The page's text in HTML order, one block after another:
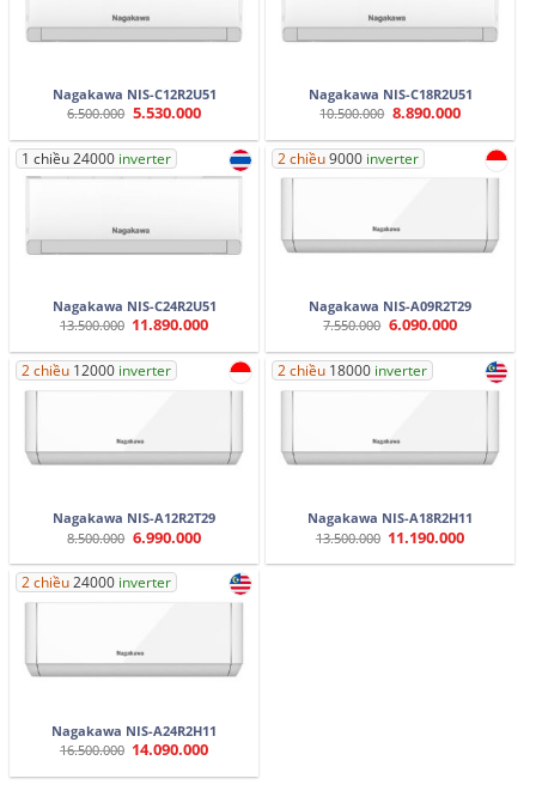
Nagakawa NIS-C12R2U51
6.500.000 Giá
là:
6.500.000.
5.530.000Giá
tại
5.530.000.
Nagakawa NIS-C18R2U51
10.500.000 Giá
là:
10.500.000.
8.890.000Giá
tại
8.890.000.
1 chiều 24000 inverter
Nagakawa NIS-C24R2U51
13.500.000 Giá
là:
13.500.000.
11.890.000
tại
11.890.000.
2 chiều9000 inverter
Nagakawa NIS-A09R2T29
7.550.000 Giá
là:
7.550.000.
6.090.000Giá
tại
6.090.000.
2 chiều 12000 inverter
Nagakawa NIS-A12R2T29
8.500.000 Giá
gốc
là:
8.500.000.
6.990.000Giá
tại
6.990.000.
2 chiều 18000 inverter
Nagakawa NIS-A18R2H11
13.500.000 Giá
gốc
là:
11.190.000
tại
2 chiều24000 inverter
Nagakawa NIS-A24R2H11
16.500.000 Giá
là:
14.090.000
tại